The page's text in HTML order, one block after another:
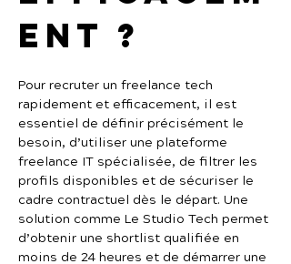
ent ?
Pour recruter un freelance tech
rapidement et efficacement, il est
essentiel de définir précisément le
besoin, d’utiliser une plateforme
freelance IT spécialisée, de filtrer les
profils disponibles et de sécuriser le
cadre contractuel dès le départ. Une
solution comme Le Studio Tech permet
d’obtenir une shortlist qualifiée en
moins de 24 heures et de démarrer une